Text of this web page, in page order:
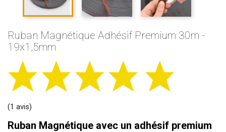
Ruban Magnétique Adhésif Premium 30m -
19x1,5mm
(1 avis)
Ruban Magnétique avec un adhésif premium